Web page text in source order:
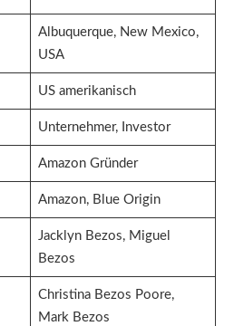
Albuquerque, New Mexico,
USA
US amerikanisch
Unternehmer, Investor
Amazon Gründer
Amazon, Blue Origin
Jacklyn Bezos, Miguel
Bezos
Christina Bezos Poore,
Mark Bezos